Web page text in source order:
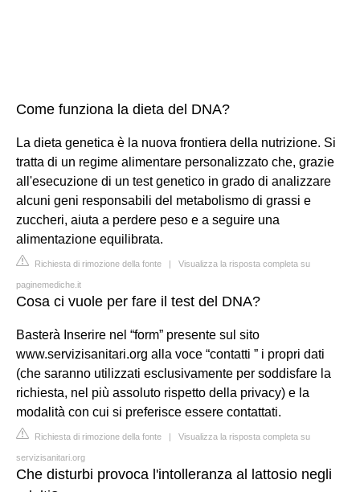
Come funziona la dieta del DNA?
La dieta genetica è la nuova frontiera della nutrizione. Si
tratta di un regime alimentare personalizzato che, grazie
all'esecuzione di un test genetico in grado di analizzare
alcuni geni responsabili del metabolismo di grassi e
zuccheri, aiuta a perdere peso e a seguire una
alimentazione equilibrata.
Richiesta di rimozione della fonte | Visualizza la risposta completa su
paginemediche.it
Cosa ci vuole per fare il test del DNA?
Basterà Inserire nel “form” presente sul sito
www.servizisanitari.org alla voce “contatti ” i propri dati
(che saranno utilizzati esclusivamente per soddisfare la
richiesta, nel più assoluto rispetto della privacy) e la
modalità con cui si preferisce essere contattati.
Richiesta di rimozione della fonte | Visualizza la risposta completa su
servizisanitari.org
Che disturbi provoca l'intolleranza al lattosio negli